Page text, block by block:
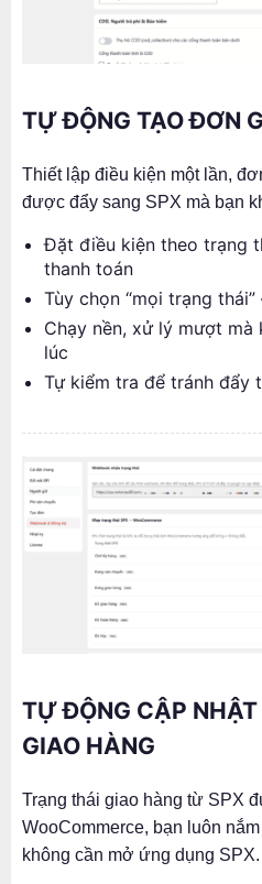
TỰ ĐỘNG TẠO ĐƠN
Thiết lập điều kiện một lần,
được đẩy sang SPX mà bạn
Đặt điều kiện theo trạng
thanh toán
Tùy chọn “mọi trạng
Chạy nền, xử lý mượt mà
lúc
Tự kiểm tra để tránh đẩy
TỰ ĐỘNG CẬP
GIAO HÀNG
Trạng thái giao hàng từ SPX
WooCommerce, bạn luôn
không cần mở ứng dụng SPX.